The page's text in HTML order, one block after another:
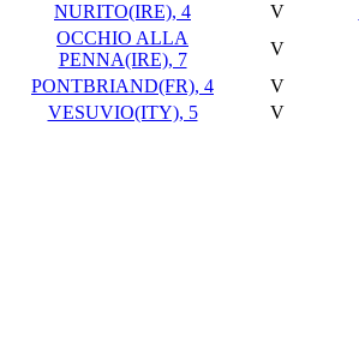
NURITO(IRE), 4
V
OCCHIO ALLA
PENNA(IRE), 7
V
PONTBRIAND(FR), 4
V
VESUVIO(ITY), 5
V